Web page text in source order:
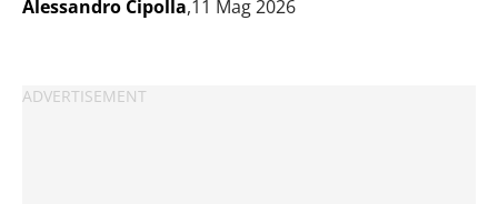
Alessandro Cipolla,11 Mag 2026